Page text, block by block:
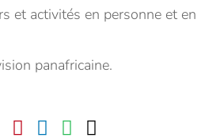
et activités en personne et en
panafricaine.